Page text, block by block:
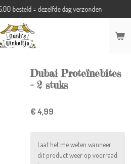
besteld = dezelfde dag verzonden
Dubai Proteïnebites
- 2 stuks
€ 4,99
Laat het me weten wanneer
dit product weer op voorraad